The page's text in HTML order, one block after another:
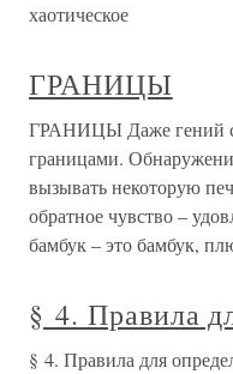
хаотическое
ГРАНИЦЫ
ГРАНИЦЫ Даже гений
границами.
вызывать некоторую
обратное чувство –
бамбук – это бамбук,
§ 4. Правила
§ 4. Правила для